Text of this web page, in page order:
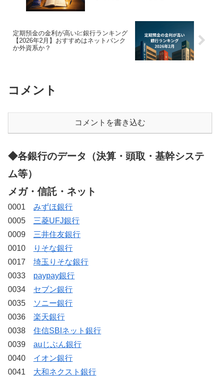
定期預金の金利が高い💹銀行ランキング
【2026年2月】おすすめはネットバンク
か外資系か？
コメント
コメントを書き込む
◆各銀行のデータ（決算・頭取・基幹システ
ム等）
メガ・信託・ネット
0001 みずほ銀行
0005 三菱UFJ銀行
0009 三井住友銀行
0010
りそな銀行
0017 埼玉りそな銀行
0033 paypay銀行
0034 セブン銀行
0035
ソニー銀行
0036 楽天銀行
0038 住信SBIネット銀行
0039 auじぶん銀行
0040 イオン銀行
0041 大和ネクスト銀行